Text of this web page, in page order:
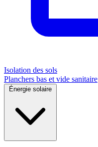
Isolation des sols
Planchers bas et vide sanitaire